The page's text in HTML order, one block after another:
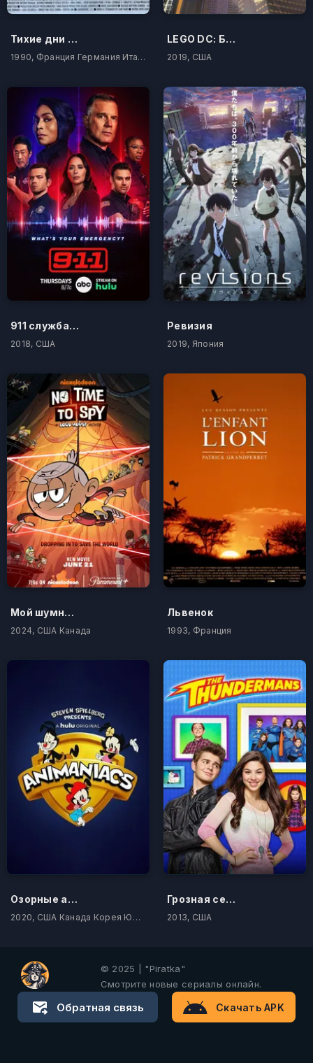
Тихие дни в Клиши
1990, Франция Германия Италия
LEGO DC: Бэтмен - дела семейные
2019, США
911 служба спасения
2018, США
Ревизия
2019, Япония
Мой шумный дом: Не время шпионить
2024, США Канада
Львенок
1993, Франция
Озорные анимашки
2020, США Канада Корея Южная Филиппины Камбоджа
Грозная семейка
2013, США
© 2025 | "Piratka"
Смотрите новые сериалы онлайн.
Обратная связь Скачать APK